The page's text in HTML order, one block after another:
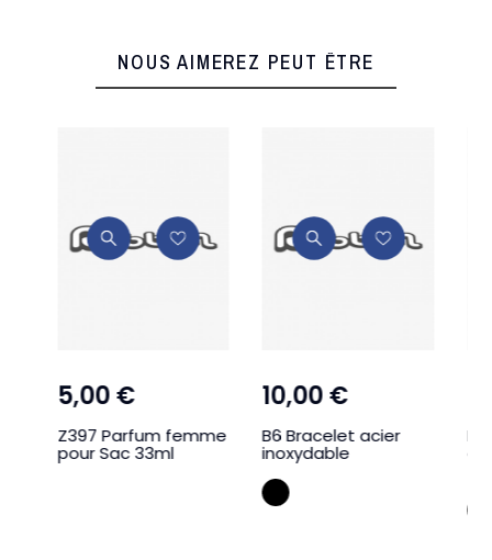
NOUS AIMEREZ PEUT ÊTRE
5,00 €
Z397 Parfum femme
pour Sac 33ml
10,00 €
B6 Bracelet acier
inoxydable
Dorée